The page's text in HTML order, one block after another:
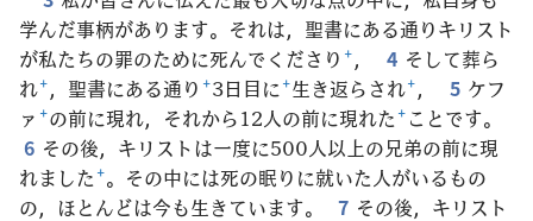
学んだ事柄があります。それは，聖書にある通りキリスト
が私たちの罪のために死んでくださり +， 4 そして葬ら
れ+，聖書にある通り +3日目に+生き返らされ+， 5 ケフ
ァ +の前に現れ，それから12人の前に現れた+ことです。
6 その後，キリストは一度に500人以上の兄弟の前に現
れました+。その中には死の眠りに就いた人がいるもの
の，ほとんどは今も生きています。
7 その後，キリスト